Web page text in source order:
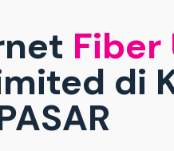
Fiber
di